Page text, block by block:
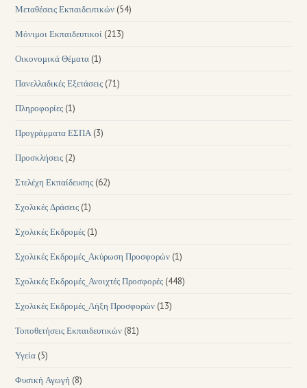
Μεταθέσεις Εκπαιδευτικών (54)
Μόνιμοι Εκπαιδευτικοί (213)
Οικονομικά Θέματα (1)
Πανελλαδικές Εξετάσεις (71)
Πληροφορίες (1)
Προγράμματα ΕΣΠΑ (3)
Προσκλήσεις (2)
Στελέχη Εκπαίδευσης (62)
Σχολικές Δράσεις (1)
Σχολικές Εκδρομές (1)
Σχολικές Εκδρομές_Ακύρωση Προσφορών (1)
Σχολικές Εκδρομές_Ανοιχτές Προσφορές (448)
Σχολικές Εκδρομές_Λήξη Προσφορών (13)
Τοποθετήσεις Εκπαιδευτικών (81)
Υγεία (5)
Φυσική Αγωγή (8)